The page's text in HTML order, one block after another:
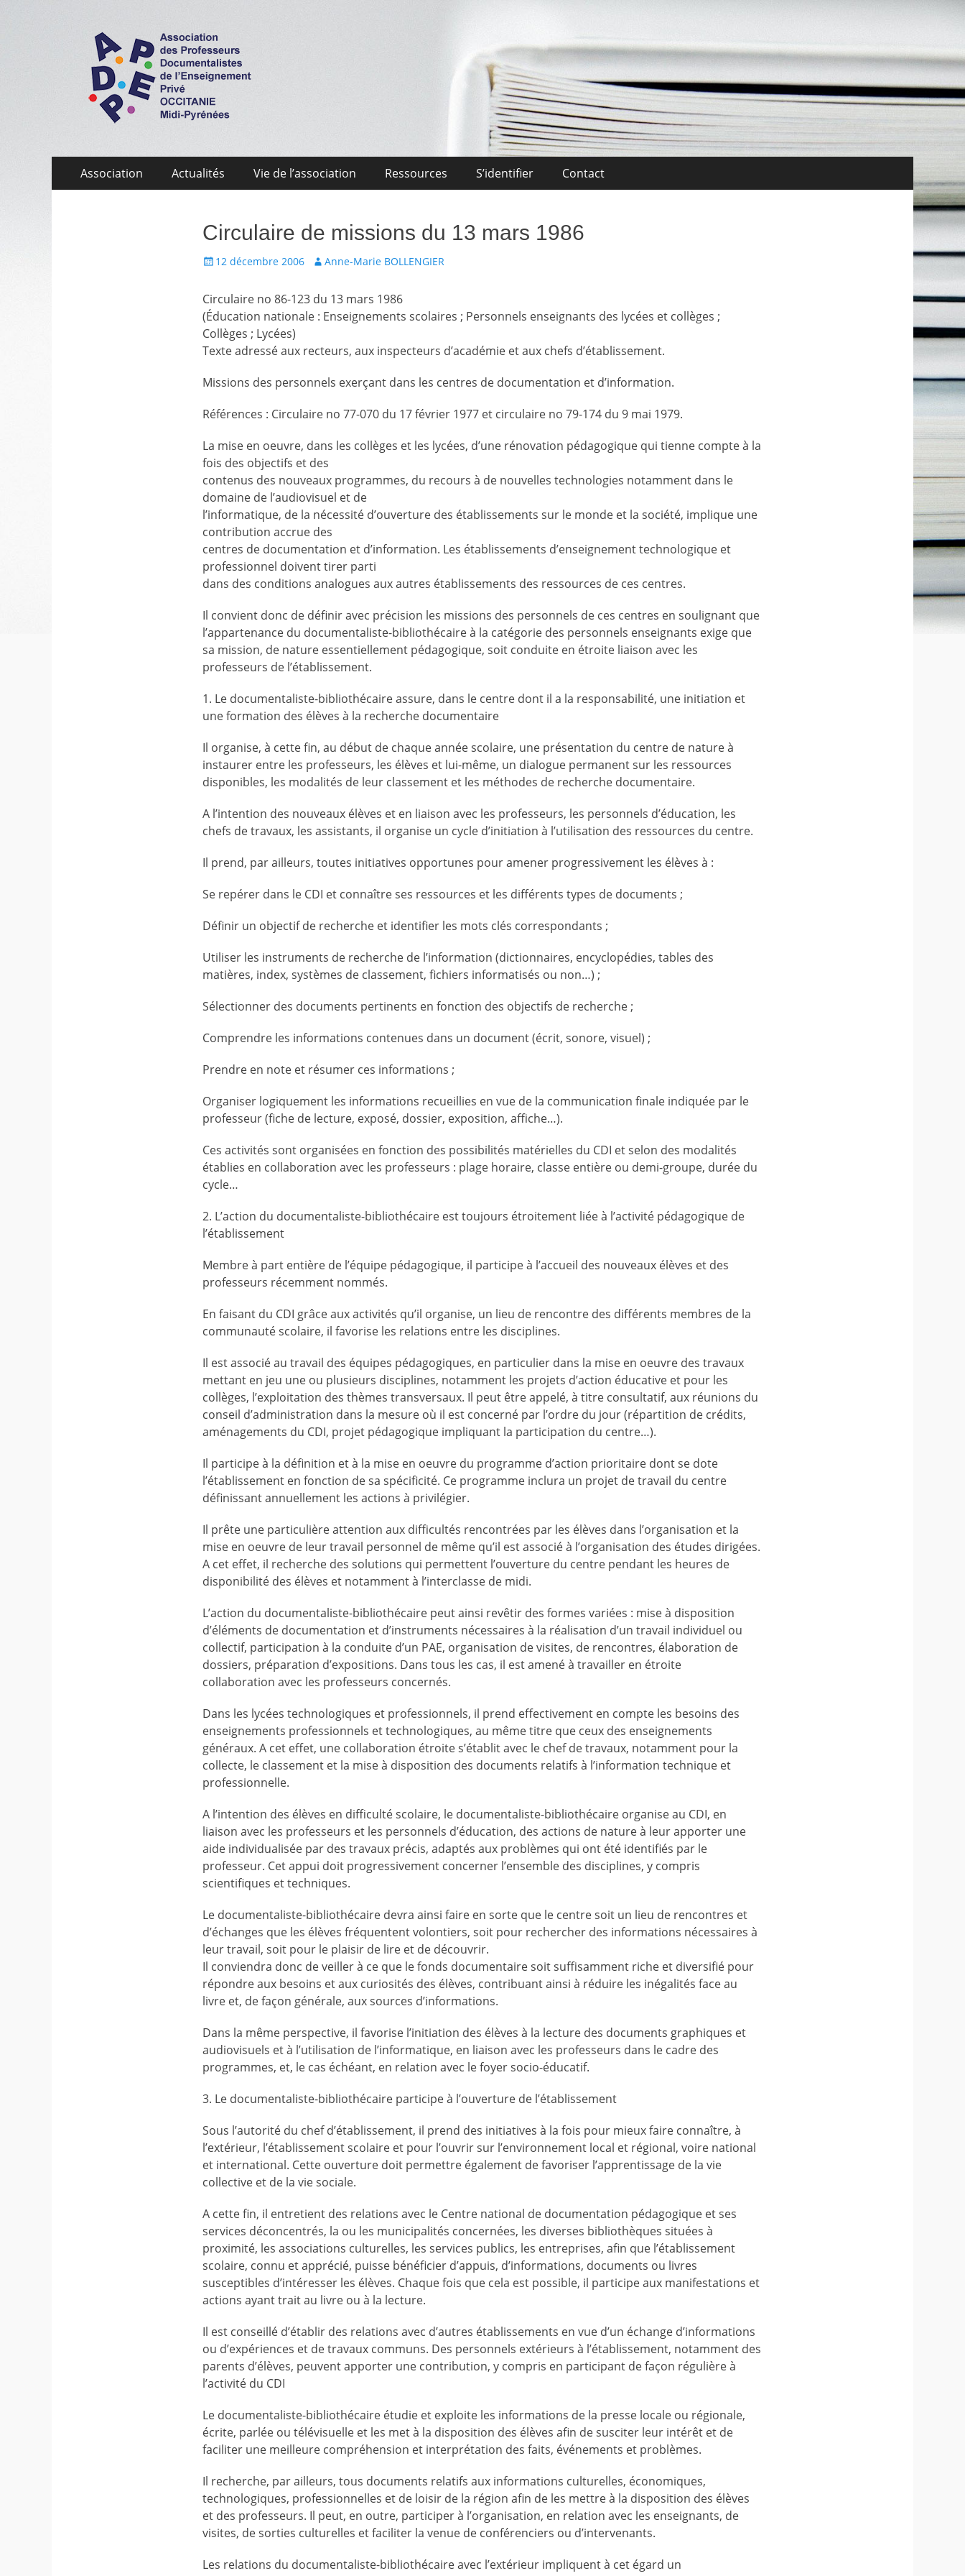
APDEP Occitanie Midi-Pyrénées
Association des Professeurs Documentalistes de l'Enseignement Privé OCCITANIE Midi-Pyrénnees Association Actualités Vie de l’association Ressources
Menu
primaire
Association Actualités Vie de l’association Ressources S’identifier Contact
Circulaire de missions du 13 mars 1986
Écrit12 décembre 2006 Auteur
Anne-Marie BOLLENGIER
Circulaire no 86-123 du 13 mars 1986
(Éducation nationale : Enseignements scolaires ; Personnels enseignants des lycées et collèges ;
Collèges ; Lycées)
Texte adressé aux recteurs, aux inspecteurs d’académie et aux chefs d’établissement.
Missions des personnels exerçant dans les centres de documentation et d’information.
Références : Circulaire no 77-070 du 17 février 1977 et circulaire no 79-174 du 9 mai 1979.
La mise en oeuvre, dans les collèges et les lycées, d’une rénovation pédagogique qui tienne compte à la
fois des objectifs et des
contenus des nouveaux programmes, du recours à de nouvelles technologies notamment dans le
domaine de l’audiovisuel et de
l’informatique, de la nécessité d’ouverture des établissements sur le monde et la société, implique une
contribution accrue des
centres de documentation et d’information. Les établissements d’enseignement technologique et
professionnel doivent tirer parti
dans des conditions analogues aux autres établissements des ressources de ces centres.
Il convient donc de définir avec précision les missions des personnels de ces centres en soulignant que
l’appartenance du documentaliste-bibliothécaire à la catégorie des personnels enseignants exige que
sa mission, de nature essentiellement pédagogique, soit conduite en étroite liaison avec les
professeurs de l’établissement.
1. Le documentaliste-bibliothécaire assure, dans le centre dont il a la responsabilité, une initiation et
une formation des élèves à la recherche documentaire
Il organise, à cette fin, au début de chaque année scolaire, une présentation du centre de nature à
instaurer entre les professeurs, les élèves et lui-même, un dialogue permanent sur les ressources
disponibles, les modalités de leur classement et les méthodes de recherche documentaire.
A l’intention des nouveaux élèves et en liaison avec les professeurs, les personnels d’éducation, les
chefs de travaux, les assistants, il organise un cycle d’initiation à l’utilisation des ressources du centre.
Il prend, par ailleurs, toutes initiatives opportunes pour amener progressivement les élèves à :
Se repérer dans le CDI et connaître ses ressources et les différents types de documents ;
Définir un objectif de recherche et identifier les mots clés correspondants ;
Utiliser les instruments de recherche de l’information (dictionnaires, encyclopédies, tables des
matières, index, systèmes de classement, fichiers informatisés ou non…) ;
Sélectionner des documents pertinents en fonction des objectifs de recherche ;
Comprendre les informations contenues dans un document (écrit, sonore, visuel) ;
Prendre en note et résumer ces informations ;
Organiser logiquement les informations recueillies en vue de la communication finale indiquée par le
professeur (fiche de lecture, exposé, dossier, exposition, affiche…).
Ces activités sont organisées en fonction des possibilités matérielles du CDI et selon des modalités
établies en collaboration avec les professeurs : plage horaire, classe entière ou demi-groupe, durée du
cycle…
2. L’action du documentaliste-bibliothécaire est toujours étroitement liée à l’activité pédagogique de
l’établissement
Membre à part entière de l’équipe pédagogique, il participe à l’accueil des nouveaux élèves et des
professeurs récemment nommés.
En faisant du CDI grâce aux activités qu’il organise, un lieu de rencontre des différents membres de la
communauté scolaire, il favorise les relations entre les disciplines.
Il est associé au travail des équipes pédagogiques, en particulier dans la mise en oeuvre des travaux
mettant en jeu une ou plusieurs disciplines, notamment les projets d’action éducative et pour les
collèges, l’exploitation des thèmes transversaux. Il peut être appelé, à titre consultatif, aux réunions du
conseil d’administration dans la mesure où il est concerné par l’ordre du jour (répartition de crédits,
aménagements du CDI, projet pédagogique impliquant la participation du centre…).
Il participe à la définition et à la mise en oeuvre du programme d’action prioritaire dont se dote
l’établissement en fonction de sa spécificité. Ce programme inclura un projet de travail du centre
définissant annuellement les actions à privilégier.
Il prête une particulière attention aux difficultés rencontrées par les élèves dans l’organisation et la
mise en oeuvre de leur travail personnel de même qu’il est associé à l’organisation des études dirigées.
A cet effet, il recherche des solutions qui permettent l’ouverture du centre pendant les heures de
disponibilité des élèves et notamment à l’interclasse de midi.
L’action du documentaliste-bibliothécaire peut ainsi revêtir des formes variées : mise à disposition
d’éléments de documentation et d’instruments nécessaires à la réalisation d’un travail individuel ou
collectif, participation à la conduite d’un PAE, organisation de visites, de rencontres, élaboration de
dossiers, préparation d’expositions. Dans tous les cas, il est amené à travailler en étroite
collaboration avec les professeurs concernés.
Dans les lycées technologiques et professionnels, il prend effectivement en compte les besoins des
enseignements professionnels et technologiques, au même titre que ceux des enseignements
généraux. A cet effet, une collaboration étroite s’établit avec le chef de travaux, notamment pour la
collecte, le classement et la mise à disposition des documents relatifs à l’information technique et
professionnelle.
A l’intention des élèves en difficulté scolaire, le documentaliste-bibliothécaire organise au CDI, en
liaison avec les professeurs et les personnels d’éducation, des actions de nature à leur apporter une
aide individualisée par des travaux précis, adaptés aux problèmes qui ont été identifiés par le
professeur. Cet appui doit progressivement concerner l’ensemble des disciplines, y compris
scientifiques et techniques.
Le documentaliste-bibliothécaire devra ainsi faire en sorte que le centre soit un lieu de rencontres et
d’échanges que les élèves fréquentent volontiers, soit pour rechercher des informations nécessaires à
leur travail, soit pour le plaisir de lire et de découvrir.
Il conviendra donc de veiller à ce que le fonds documentaire soit suffisamment riche et diversifié pour
répondre aux besoins et aux curiosités des élèves, contribuant ainsi à réduire les inégalités face au
livre et, de façon générale, aux sources d’informations.
Dans la même perspective, il favorise l’initiation des élèves à la lecture des documents graphiques et
audiovisuels et à l’utilisation de l’informatique, en liaison avec les professeurs dans le cadre des
programmes, et, le cas échéant, en relation avec le foyer socio-éducatif.
3. Le documentaliste-bibliothécaire participe à l’ouverture de l’établissement
Sous l’autorité du chef d’établissement, il prend des initiatives à la fois pour mieux faire connaître, à
l’extérieur, l’établissement scolaire et pour l’ouvrir sur l’environnement local et régional, voire national
et international. Cette ouverture doit permettre également de favoriser l’apprentissage de la vie
collective et de la vie sociale.
A cette fin, il entretient des relations avec le Centre national de documentation pédagogique et ses
services déconcentrés, la ou les municipalités concernées, les diverses bibliothèques situées à
proximité, les associations culturelles, les services publics, les entreprises, afin que l’établissement
scolaire, connu et apprécié, puisse bénéficier d’appuis, d’informations, documents ou livres
susceptibles d’intéresser les élèves. Chaque fois que cela est possible, il participe aux manifestations et
actions ayant trait au livre ou à la lecture.
Il est conseillé d’établir des relations avec d’autres établissements en vue d’un échange d’informations
ou d’expériences et de travaux communs. Des personnels extérieurs à l’établissement, notamment des
parents d’élèves, peuvent apporter une contribution, y compris en participant de façon régulière à
l’activité du CDI
Le documentaliste-bibliothécaire étudie et exploite les informations de la presse locale ou régionale,
écrite, parlée ou télévisuelle et les met à la disposition des élèves afin de susciter leur intérêt et de
faciliter une meilleure compréhension et interprétation des faits, événements et problèmes.
Il recherche, par ailleurs, tous documents relatifs aux informations culturelles, économiques,
technologiques, professionnelles et de loisir de la région afin de les mettre à la disposition des élèves
et des professeurs. Il peut, en outre, participer à l’organisation, en relation avec les enseignants, de
visites, de sorties culturelles et faciliter la venue de conférenciers ou d’intervenants.
Les relations du documentaliste-bibliothécaire avec l’extérieur impliquent à cet égard un